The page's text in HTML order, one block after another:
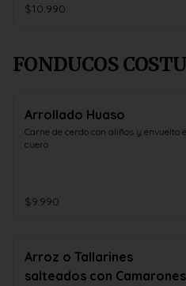
$10.990
FONDUCOS
Arrollado Huaso
Carne de cerdo con aliños y envuelto
cuero
$9.990
Arroz o Tallarines
salteados con Camarones